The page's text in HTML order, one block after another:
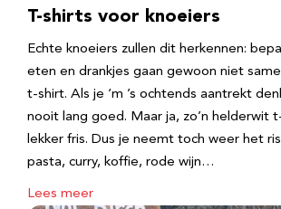
T-shirts voor knoeiers
Echte knoeiers zullen dit herkennen:
eten en drankjes gaan gewoon niet
t-shirt. Als je ‘m ’s ochtends aantrekt
nooit lang goed. Maar ja, zo’n helderwit
lekker fris. Dus je neemt toch weer het
pasta, curry, koffie, rode wijn…
Lees meer